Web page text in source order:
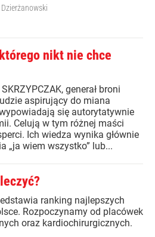
nikt nie chce
generał broni
aspirujący do miana
się autorytatywnie
Celują w tym różnej maści
Ich wiedza wynika głównie
„ja wiem wszystko” lub...
ranking najlepszych
Rozpoczynamy od placówek
oraz kardiochirurgicznych.